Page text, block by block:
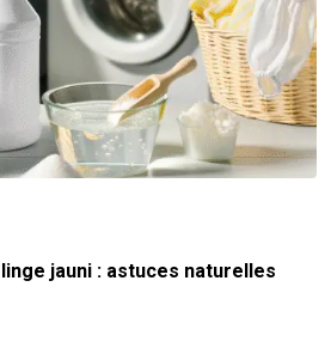
jauni : astuces naturelles